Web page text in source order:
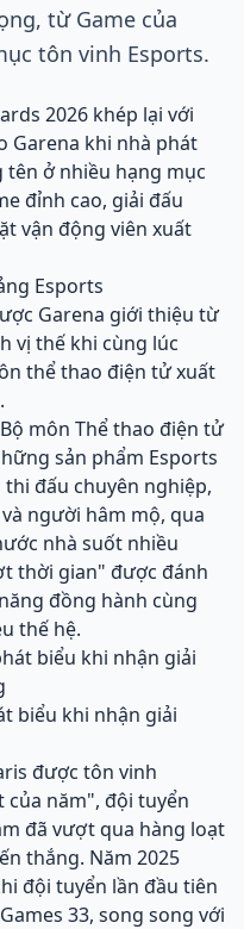
từ Game của
tôn vinh Esports.
2026 khép lại với
Garena khi nhà phát
ở nhiều hạng mục
đỉnh cao, giải đấu
vận động viên xuất
Esports
Garena giới thiệu từ
vị thế khi cùng lúc
thể thao điện tử xuất
môn Thể thao điện tử
sản phẩm Esports
đấu chuyên nghiệp,
người hâm mộ, qua
nhà suốt nhiều
thời gian" được đánh
đồng hành cùng
thế hệ.
biểu khi nhận giải
được tôn vinh
năm", đội tuyển
đã vượt qua hàng loạt
thắng. Năm 2025
đội tuyển lần đầu tiên
33, song song với